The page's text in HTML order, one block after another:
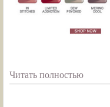
Читать полностью